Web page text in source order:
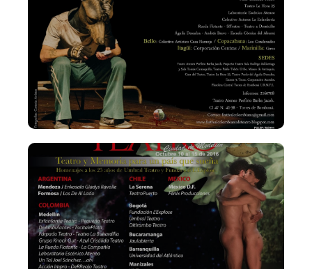
2017 – Emergencias del
teatro en Colombia
Ver más